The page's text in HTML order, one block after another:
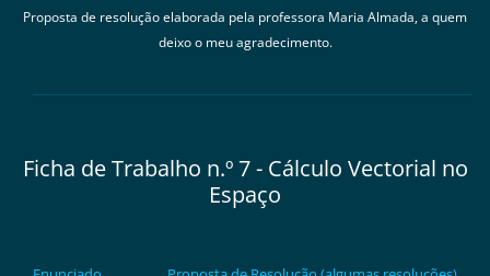
Proposta de resolução elaborada pela professora Maria Almada, a quem
deixo o meu agradecimento.
Ficha de Trabalho n.º 7 - Cálculo Vectorial no
Espaço